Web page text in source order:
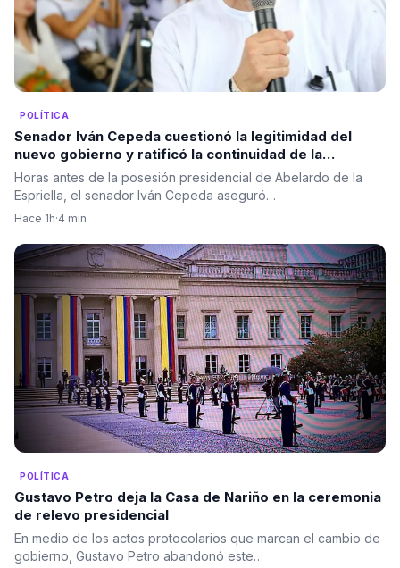
POLÍTICA
Senador Iván Cepeda cuestionó la legitimidad del
nuevo gobierno y ratificó la continuidad de la
oposición política
Horas antes de la posesión presidencial de Abelardo de la
Espriella, el senador Iván Cepeda aseguró…
Hace 1h·4 min
POLÍTICA
Gustavo Petro deja la Casa de Nariño en la ceremonia
de relevo presidencial
En medio de los actos protocolarios que marcan el cambio de
gobierno, Gustavo Petro abandonó este…